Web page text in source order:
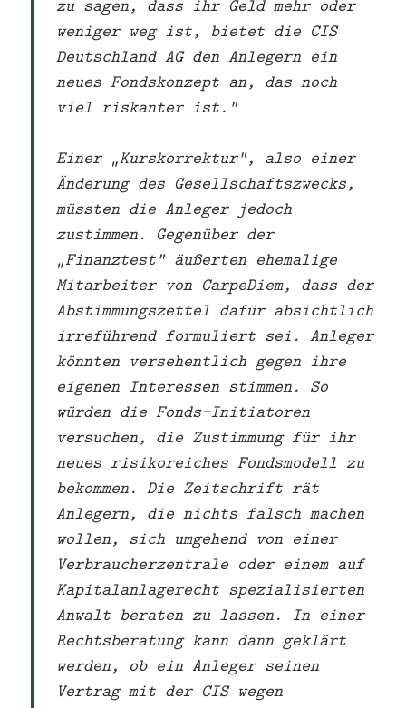
zu sagen, dass ihr Geld mehr oder
weniger weg ist, bietet die CIS
Deutschland AG den Anlegern ein
neues Fondskonzept an, das noch
viel riskanter ist.“
Einer „Kurskorrektur“, also einer
Änderung des Gesellschaftszwecks,
müssten die Anleger jedoch
zustimmen. Gegenüber der
„Finanztest“ äußerten ehemalige
Mitarbeiter von CarpeDiem, dass der
Abstimmungszettel dafür absichtlich
irreführend formuliert sei. Anleger
könnten versehentlich gegen ihre
eigenen Interessen stimmen. So
würden die Fonds-Initiatoren
versuchen, die Zustimmung für ihr
neues risikoreiches Fondsmodell zu
bekommen. Die Zeitschrift rät
Anlegern, die nichts falsch machen
wollen, sich umgehend von einer
Verbraucherzentrale oder einem auf
Kapitalanlagerecht spezialisierten
Anwalt beraten zu lassen. In einer
Rechtsberatung kann dann geklärt
werden, ob ein Anleger seinen
Vertrag mit der CIS wegen